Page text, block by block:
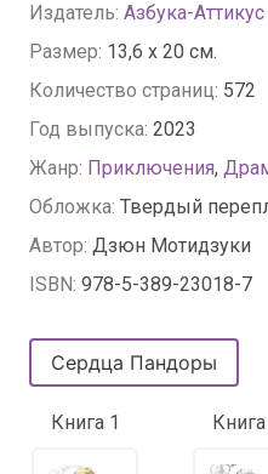
Издатель: Азбука-Аттикус
Размер: 13,6 x 20 см.
Количество страниц: 572
Год выпуска: 2023
Жанр: Приключения,
Обложка: Твердый
Автор: Дзюн Мотидзуки
ISBN: 978-5-389-23018-7
Сердца Пандоры
Книга 1